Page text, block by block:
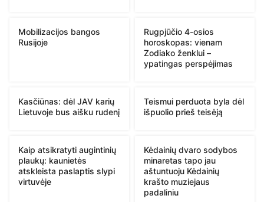
Mobilizacijos bangos
Rusijoje
Rugpjūčio 4-osios
horoskopas: vienam
Zodiako ženklui –
ypatingas perspėjimas
Kasčiūnas: dėl JAV karių
Lietuvoje bus aišku rudenį
Teismui perduota byla dėl
išpuolio prieš teisėją
Kaip atsikratyti augintinių
plaukų: kaunietės
atskleista paslaptis slypi
virtuvėje
Kėdainių dvaro sodybos
minaretas tapo jau
aštuntuoju Kėdainių
krašto muziejaus
padaliniu